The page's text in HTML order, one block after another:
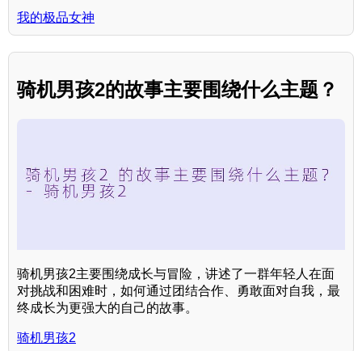
我的极品女神
骑机男孩2的故事主要围绕什么主题？
骑机男孩2主要围绕成长与冒险，讲述了一群年轻人在面
对挑战和困难时，如何通过团结合作、勇敢面对自我，最
终成长为更强大的自己的故事。
骑机男孩2